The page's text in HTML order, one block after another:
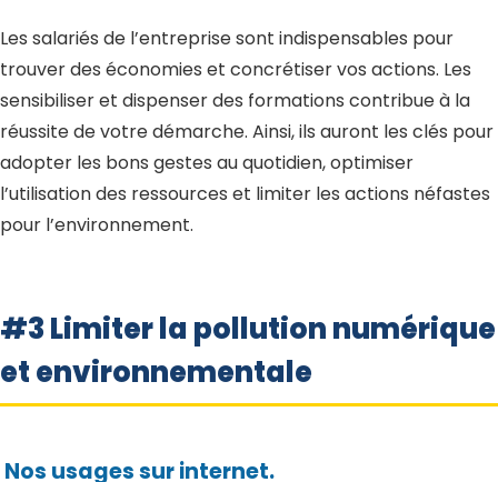
Les salariés de l’entreprise sont indispensables pour
trouver des économies et concrétiser vos actions. Les
sensibiliser et dispenser des formations contribue à la
réussite de votre démarche. Ainsi, ils auront les clés pour
adopter les bons gestes au quotidien, optimiser
l’utilisation des ressources et limiter les actions néfastes
pour l’environnement.
#3 Limiter la pollution numérique
et environnementale
Nos usages sur internet.